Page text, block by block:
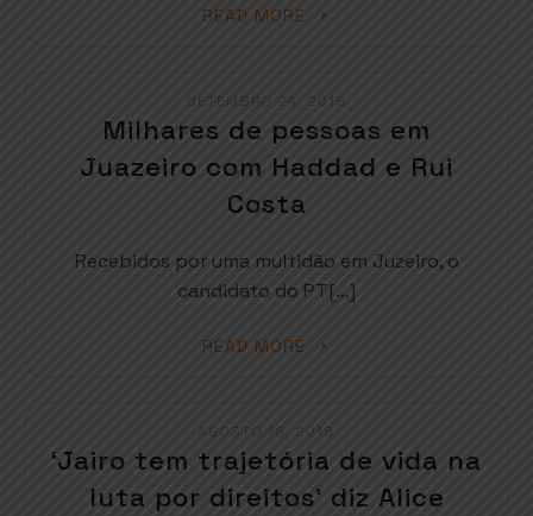
READ MORE
SETEMBRO 24, 2018
Milhares de pessoas em
Juazeiro com Haddad e Rui
Costa
Recebidos por uma multidão em Juzeiro, o
candidato do PT[…]
READ MORE
AGOSTO 19, 2018
‘Jairo tem trajetória de vida na
luta por direitos’ diz Alice